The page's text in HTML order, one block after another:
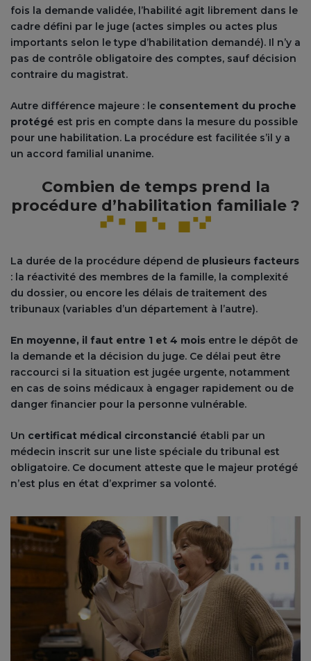
fois la demande validée, l’habilité agit librement dans le
cadre défini par le juge (actes simples ou actes plus
importants selon le type d’habilitation demandé). Il n’y a
pas de contrôle obligatoire des comptes, sauf décision
contraire du magistrat.
Autre différence majeure : le consentement du proche
protégé est pris en compte dans la mesure du possible
pour une habilitation. La procédure est facilitée s’il y a
un accord familial unanime.
Combien de temps prend la
procédure d’habilitation familiale ?
La durée de la procédure dépend de plusieurs facteurs
: la réactivité des membres de la famille, la complexité
du dossier, ou encore les délais de traitement des
tribunaux (variables d’un département à l’autre).
En moyenne, il faut entre 1 et 4 mois entre le dépôt de
la demande et la décision du juge. Ce délai peut être
raccourci si la situation est jugée urgente, notamment
en cas de soins médicaux à engager rapidement ou de
danger financier pour la personne vulnérable.
Un certificat médical circonstancié établi par un
médecin inscrit sur une liste spéciale du tribunal est
obligatoire. Ce document atteste que le majeur protégé
n’est plus en état d’exprimer sa volonté.